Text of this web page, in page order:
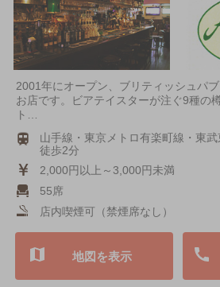
2001年にオープン、ブリティッシュパ
お店です。ビアテイスターが注ぐ9種の
ト…
山手線・東京メトロ有楽町線・東
徒歩2分
2,000円以上～3,000円未満
55席
店内喫煙可（禁煙席なし）
地図を表示